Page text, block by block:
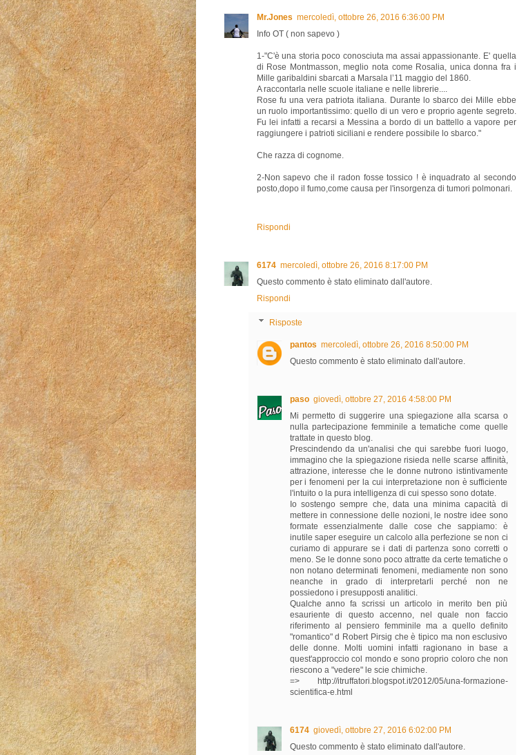
Mr.Jones mercoledì, ottobre 26, 2016 6:36:00 PM
Info OT ( non sapevo )
1-"C'è una storia poco conosciuta ma assai appassionante. E' quella
di Rose Montmasson, meglio nota come Rosalia, unica donna fra i
Mille garibaldini sbarcati a Marsala l’11 maggio del 1860.
A raccontarla nelle scuole italiane e nelle librerie....
Rose fu una vera patriota italiana. Durante lo sbarco dei Mille ebbe
un ruolo importantissimo: quello di un vero e proprio agente segreto.
Fu lei infatti a recarsi a Messina a bordo di un battello a vapore per
raggiungere i patrioti siciliani e rendere possibile lo sbarco."
Che razza di cognome.
2-Non sapevo che il radon fosse tossico ! è inquadrato al secondo
posto,dopo il fumo,come causa per l'insorgenza di tumori polmonari.
Rispondi
6174 mercoledì, ottobre 26, 2016 8:17:00 PM
Questo commento è stato eliminato dall'autore.
Rispondi
Risposte
pantos mercoledì, ottobre 26, 2016 8:50:00 PM
Questo commento è stato eliminato dall'autore.
paso giovedì, ottobre 27, 2016 4:58:00 PM
Mi permetto di suggerire una spiegazione alla scarsa o
nulla partecipazione femminile a tematiche come quelle
trattate in questo blog.
Prescindendo da un'analisi che qui sarebbe fuori luogo,
immagino che la spiegazione risieda nelle scarse affinità,
attrazione, interesse che le donne nutrono istintivamente
per i fenomeni per la cui interpretazione non è sufficiente
l'intuito o la pura intelligenza di cui spesso sono dotate.
Io sostengo sempre che, data una minima capacità di
mettere in connessione delle nozioni, le nostre idee sono
formate essenzialmente dalle cose che sappiamo: è
inutile saper eseguire un calcolo alla perfezione se non ci
curiamo di appurare se i dati di partenza sono corretti o
meno. Se le donne sono poco attratte da certe tematiche o
non notano determinati fenomeni, mediamente non sono
neanche in grado di interpretarli perché non ne
possiedono i presupposti analitici.
Qualche anno fa scrissi un articolo in merito ben più
esauriente di questo accenno, nel quale non faccio
riferimento al pensiero femminile ma a quello definito
"romantico" d Robert Pirsig che è tipico ma non esclusivo
delle donne. Molti uomini infatti ragionano in base a
quest'approccio col mondo e sono proprio coloro che non
riescono a "vedere" le scie chimiche.
=> http://itruffatori.blogspot.it/2012/05/una-formazione-
scientifica-e.html
6174 giovedì, ottobre 27, 2016 6:02:00 PM
Questo commento è stato eliminato dall'autore.